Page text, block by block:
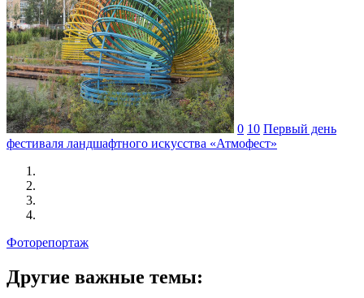
0 10 Первый день
фестиваля ландшафтного искусства «Атмофест»
Фоторепортаж
Другие важные темы: